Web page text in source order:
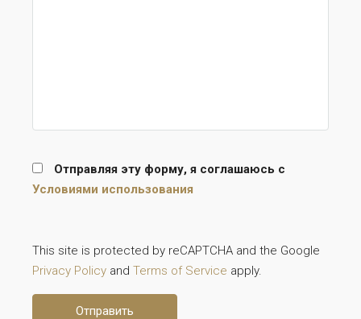
Отправляя эту форму, я соглашаюсь с
Условиями использования
This site is protected by reCAPTCHA and the Google
Privacy Policy and Terms of Service apply.